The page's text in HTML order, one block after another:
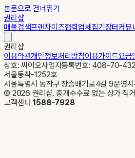
본문으로 건너뛰기
권리샵
매물검색프랜차이즈협력업체집기장터커뮤
권리샵
이용약관개인정보처리방침이용가이드요금
상호: 씨이오사업자등록번호: 408-70-
서울동작-1252호
서울특별시 동작구 장승배기로4길 9운영
© 2026 권리샵. 중개수수료 없는 상가 직
고객센터1588-7928